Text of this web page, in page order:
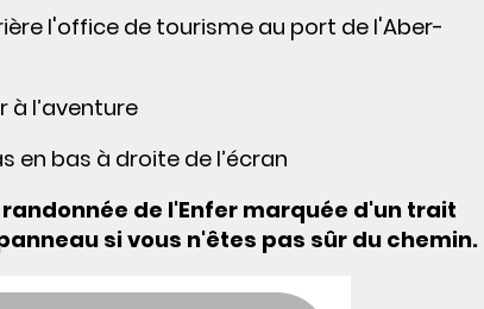
l'office de tourisme au port de l'Aber-
l’aventure
en bas à droite de l’écran
de l'Enfer marquée d'un trait
si vous n'êtes pas sûr du chemin.